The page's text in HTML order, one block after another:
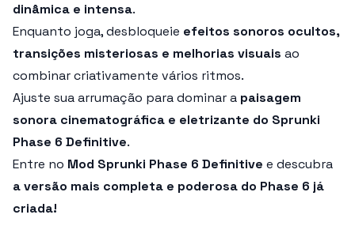
dinâmica e intensa.
Enquanto joga, desbloqueie efeitos sonoros ocultos,
transições misteriosas e melhorias visuais ao
combinar criativamente vários ritmos.
Ajuste sua arrumação para dominar a paisagem
sonora cinematográfica e eletrizante do Sprunki
Phase 6 Definitive.
Entre no Mod Sprunki Phase 6 Definitive e descubra
a versão mais completa e poderosa do Phase 6 já
criada!